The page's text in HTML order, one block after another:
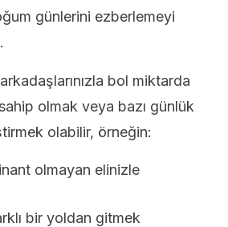
günlerini ezberlemeyi
bol miktarda
olmak veya bazı günlük
olabilir, örneğin:
olmayan elinizle
bir yoldan gitmek